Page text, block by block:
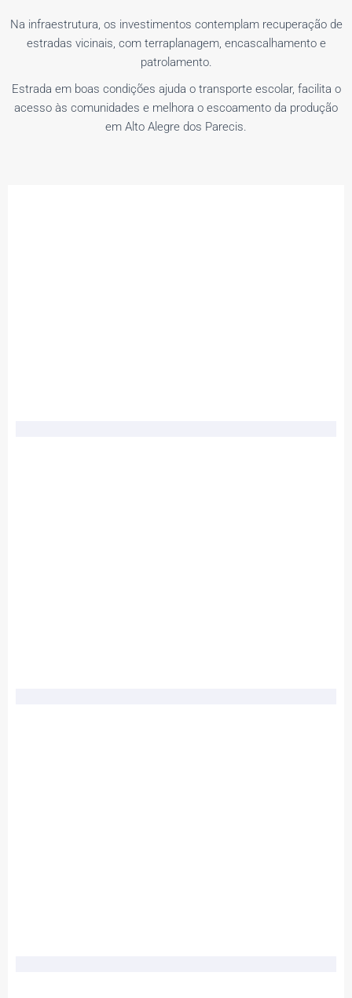
Na infraestrutura, os investimentos contemplam recuperação de
estradas vicinais, com terraplanagem, encascalhamento e
patrolamento.
Estrada em boas condições ajuda o transporte escolar, facilita o
acesso às comunidades e melhora o escoamento da produção
em Alto Alegre dos Parecis.